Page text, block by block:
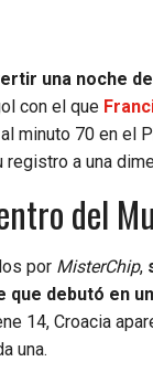
una noche
con el que
minuto 70 en el
registro a una
del
por MisterChip,
debutó en
14, Croacia
una.